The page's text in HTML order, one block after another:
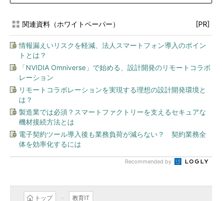
関連資料（ホワイトペーパー） [PR]
情報漏えいリスクを軽減、法人スマートフォン導入のポイン
トとは？
「NVIDIA Omniverse」で始める、設計開発のリモートコラボ
レーション
リモートコラボレーションを実現する理想の設計開発環境と
は？
製造業では必須？スマートファクトリーを支えるセキュアな
機材接続方法とは
電子契約ツール導入後も業務負荷が減らない？ 契約業務全
体を効率化するには
Recommended by
トップ 教育IT